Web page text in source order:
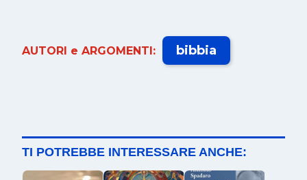
AUTORI e ARGOMENTI: bibbia
TI POTREBBE INTERESSARE ANCHE: